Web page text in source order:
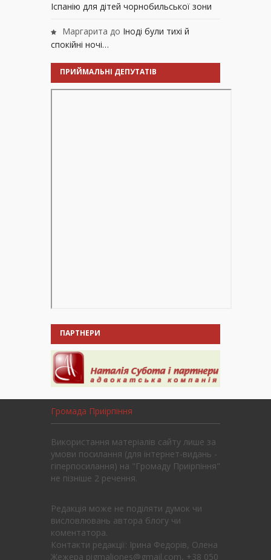
Іспанію для дітей чорнобильської зони
Маргарита до Іноді були тихі й
спокійні ночі…
ПРИЙМАЛЬНІ ДЕПУТАТІВ
ПАРТНЕРИ
Громада Приірпіння
Використання матеріалів сайту лише за
умови посилання (для інтернет-видань -
гіперпосилання) на "Громаду Приірпіння"
не пізніше 2 речення.
Редакція може не поділяти думок чи
висловлювань автора блогу чи
коментатора.
Контакти редакції: Ірина Федорів, Олена
Жежера pigmaliones@gmail.com, +38 050